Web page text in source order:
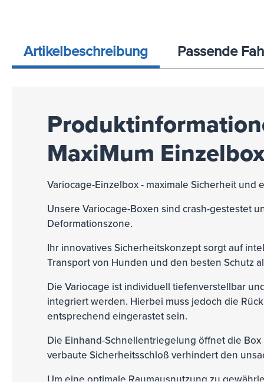
Artikelbeschreibung Passende
MaxiMum
Variocage-Einzelbox - maximale Sicherheit und
Unsere Variocage-Boxen sind crash-gestestet
Deformationszone.
Ihr innovatives Sicherheitskonzept sorgt auf
Transport von Hunden und den besten Schutz
Die Variocage ist individuell tiefenverstellbar
integriert werden. Hierbei muss jedoch die
entsprechend eingerastet sein.
Die Einhand-Schnellentriegelung öffnet die
verbaute Sicherheitsschloß verhindert den
Um eine optimale Raumausnutzung zu